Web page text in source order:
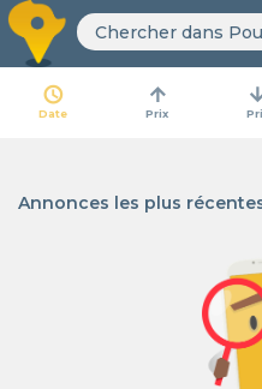
access_time
Date
arrow_upward
Prix
Annonces les plus